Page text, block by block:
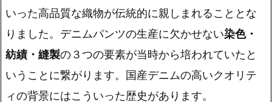
いった高品質な織物が伝統的に親しまれることとな
りました。デニムパンツの生産に欠かせない染色・
紡績・縫製の３つの要素が当時から培われていたと
いうことに繋がります。国産デニムの高いクオリテ
ィの背景にはこういった歴史があります。